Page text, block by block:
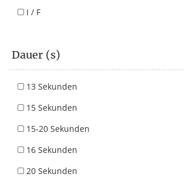
I / F
Dauer (s)
13 Sekunden
15 Sekunden
15-20 Sekunden
16 Sekunden
20 Sekunden